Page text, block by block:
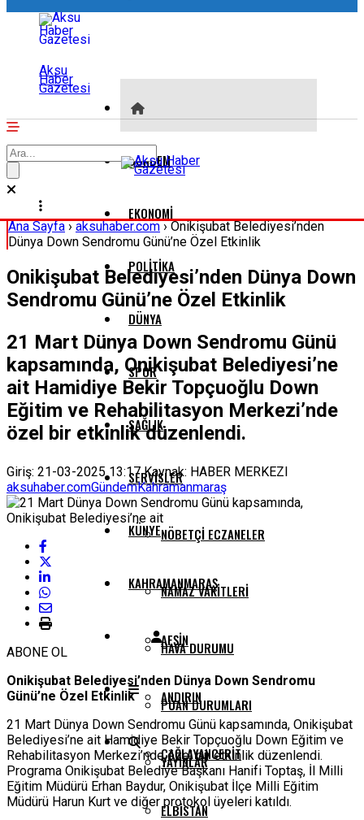
Aksu
Haber
Gazetesi
GÜNDEM
EKONOMI
POLITIKA
DÜNYA
SPOR
SAĞLIK
SERVISLER
NÖBETÇI ECZANELER
NAMAZ VAKITLERI
HAVA DURUMU
PUAN DURUMLARI
YAYINLAR
KÜNYE
KAHRAMANMARAŞ
AFŞIN
ANDIRIN
ÇAĞLAYANCERIT
ELBISTAN
Ana Sayfa›aksuhaber.com›Onikişubat Belediyesi’nden
Dünya Down Sendromu Günü’ne Özel Etkinlik
Onikişubat Belediyesi’nden Dünya Down
Sendromu Günü’ne Özel Etkinlik
21 Mart Dünya Down Sendromu Günü
kapsamında, Onikişubat Belediyesi’ne
ait Hamidiye Bekir Topçuoğlu Down
Eğitim ve Rehabilitasyon Merkezi’nde
özel bir etkinlik düzenlendi.
Giriş: 21-03-2025 13:17Kaynak: HABER MERKEZI
aksuhaber.comGündemKahramanmaraş
ABONE OL
Onikişubat Belediyesi’nden Dünya Down Sendromu
Günü’ne Özel Etkinlik
21 Mart Dünya Down Sendromu Günü kapsamında, Onikişubat
Belediyesi’ne ait Hamidiye Bekir Topçuoğlu Down Eğitim ve
Rehabilitasyon Merkezi’nde özel bir etkinlik düzenlendi.
Programa Onikişubat Belediye Başkanı Hanifi Toptaş, İl Milli
Eğitim Müdürü Erhan Baydur, Onikişubat İlçe Milli Eğitim
Müdürü Harun Kurt ve diğer protokol üyeleri katıldı.